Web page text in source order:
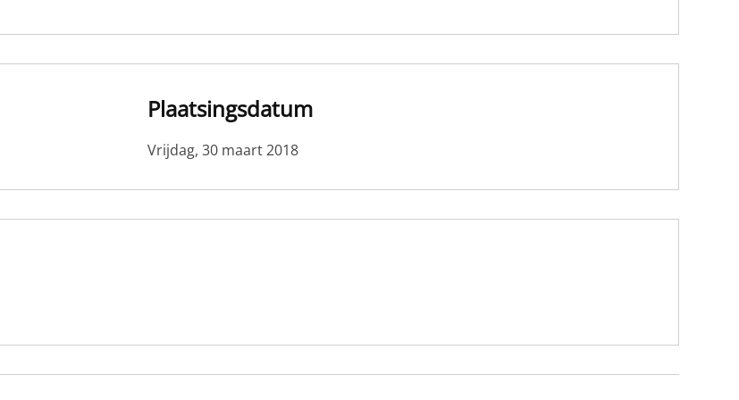
Plaatsingsdatum
Vrijdag, 30 maart 2018